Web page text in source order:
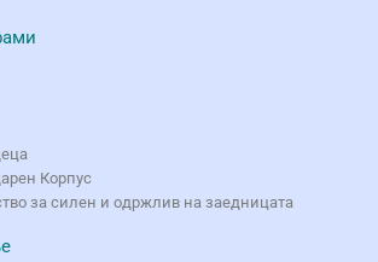
Корпус
за силен и одржлив на заедницата